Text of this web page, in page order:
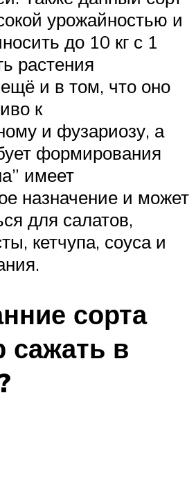
урожайностью и
до 10 кг с 1
растения
и в том, что оно
к
и фузариозу, а
формирования
имеет
назначение и может
для салатов,
кетчупа, соуса и
сорта
сажать в